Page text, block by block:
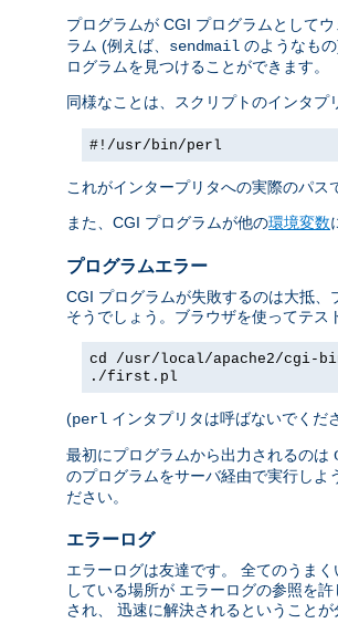
プログラムが CGI プログラムとして
ラム (例えば、 sendmail のようなも
ログラムを見つけることができます。
同様なことは、スクリプトのインタプ
#!/usr/bin/perl
これがインタープリタへの実際のパス
また、CGI プログラムが他の環境変数
プログラムエラー
CGI プログラムが失敗するのは大抵、
そうでしょう。ブラウザを使ってテ
cd /usr/local/apache2/cgi-
./first.pl
(perl インタプリタは呼ばないでくだ
最初にプログラムから出力されるのは
のプログラムをサーバ経由で実行しよ
ださい。
エラーログ
エラーログは友達です。 全てのうま
している場所が エラーログの参照を
され、 迅速に解決されるということが